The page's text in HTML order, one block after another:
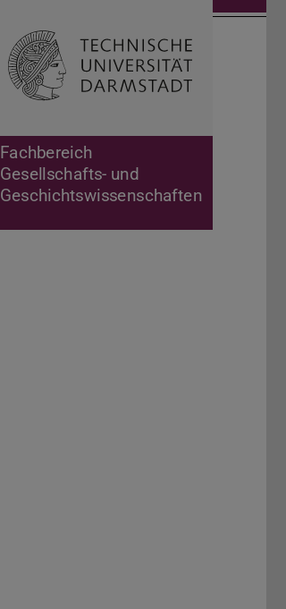
Fachbereich
Gesellschafts- und
Geschichtswissenschaften
Suche öffnen